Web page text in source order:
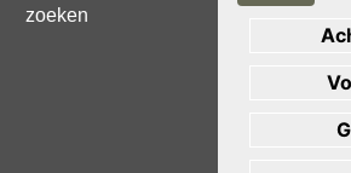
zoeken